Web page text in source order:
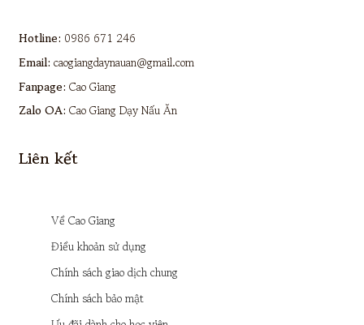
Liên kết
Về Cao Giang
Điều khoản sử dụng
Chính sách giao dịch chung
Chính sách bảo mật
Email: caogiangdaynauan@gmail.com
Hotline: 0986 671 246
Zalo OA: Cao Giang Dạy Nấu Ăn
Fanpage: Cao Giang